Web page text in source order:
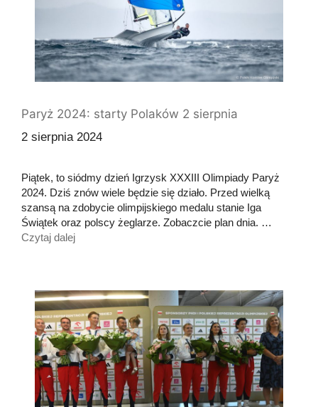
Paryż 2024: starty Polaków 2 sierpnia
2 sierpnia 2024
Piątek, to siódmy dzień Igrzysk XXXIII Olimpiady Paryż
2024. Dziś znów wiele będzie się działo. Przed wielką
szansą na zdobycie olimpijskiego medalu stanie Iga
Świątek oraz polscy żeglarze. Zobaczcie plan dnia. …
Czytaj dalej